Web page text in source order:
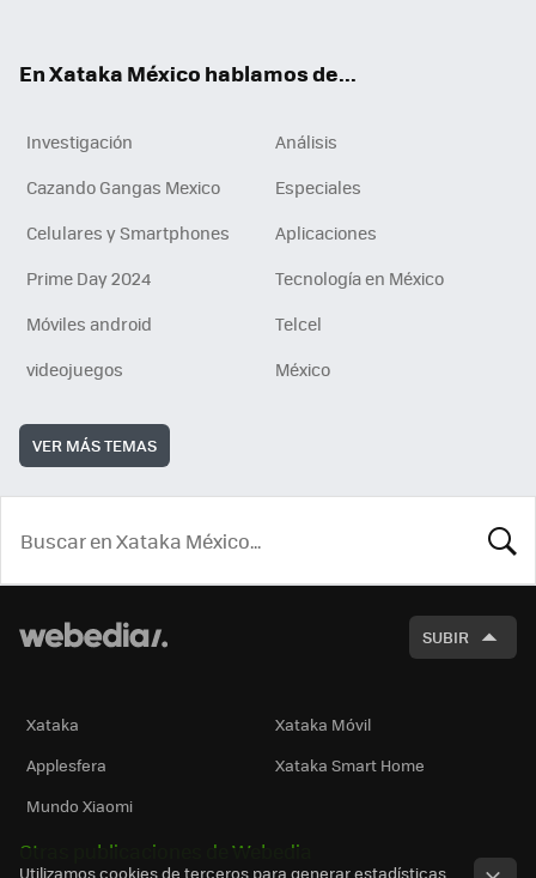
En Xataka México hablamos de...
Investigación
Análisis
Cazando Gangas Mexico
Especiales
Celulares y Smartphones
Aplicaciones
Prime Day 2024
Tecnología en México
Móviles android
Telcel
videojuegos
México
VER MÁS TEMAS
SUBIR
Xataka
Xataka Móvil
Applesfera
Xataka Smart Home
Mundo Xiaomi
Otras publicaciones de Webedia
Utilizamos cookies de terceros para generar estadísticas